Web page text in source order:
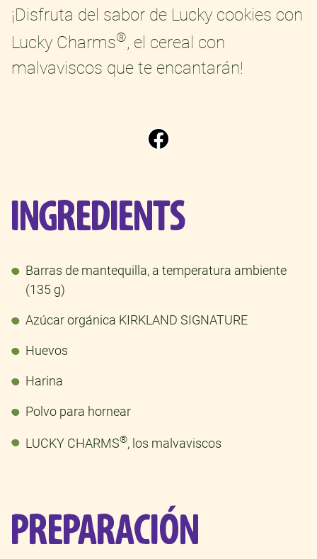
¡Disfruta del sabor de Lucky cookies con
Lucky Charms®, el cereal con
malvaviscos que te encantarán!
INGREDIENTS
Barras de mantequilla, a temperatura ambiente
(135 g)
Azúcar orgánica KIRKLAND SIGNATURE
Huevos
Harina
Polvo para hornear
LUCKY CHARMS®, los malvaviscos
PREPARACIÓN